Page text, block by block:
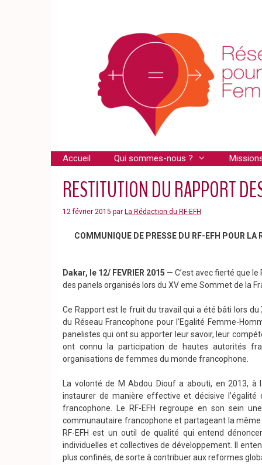
Accueil Qui sommes-nous ?
RESTITUTION DU RAPPORT
12 février 2015 par La Rédaction du RF-EFH
COMMUNIQUE DE PRESSE DU RF-EFH POUR
Dakar, le 12/ FEVRIER 2015 — C’est avec fierté que le
des panels organisés lors du XV eme Sommet de la
Ce Rapport est le fruit du travail qui a été bâti lors
du Réseau Francophone pour l’Egalité Femme-
panelistes qui ont su apporter leur savoir, leur
ont connu la participation de hautes autorités
organisations de femmes du monde francophone.
La volonté de M Abdou Diouf a abouti, en 2013, à
instaurer de manière effective et décisive
francophone. Le RF-EFH regroupe en son sein
communautaire francophone et partageant la
RF-EFH est un outil de qualité qui entend
individuelles et collectives de développement. Il
plus confinés, de sorte à contribuer aux reformes